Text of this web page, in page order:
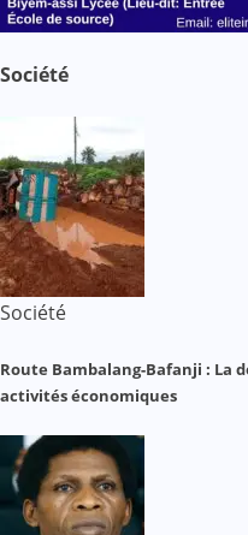
Société
Société
Route Bambalang-Bafanji : La
activités économiques